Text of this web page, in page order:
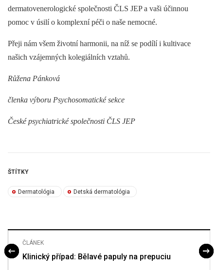
dermatovenerologické společnosti ČLS JEP a vaši účinnou
pomoc v úsilí o komplexní péči o naše nemocné.
Přeji nám všem životní harmonii, na níž se podílí i kultivace
našich vzájemných kolegiálních vztahů.
Růžena Pánková
členka výboru Psychosomatické sekce
České psychiatrické společnosti ČLS JEP
ŠTÍTKY
Dermatológia Detská dermatológia
ČLÁNEK
Klinický případ: Bělavé papuly na prepuciu